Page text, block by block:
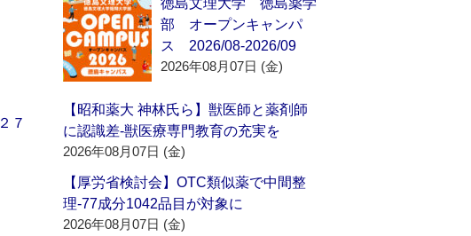
７
徳島文理大学 徳島薬学
部 オープンキャンパ
ス 2026/08-2026/09
2026年08月07日 (金)
【昭和薬大 神林氏ら】獣医師と薬剤師
に認識差‐獣医療専門教育の充実を
2026年08月07日 (金)
【厚労省検討会】OTC類似薬で中間整
理‐77成分1042品目が対象に
2026年08月07日 (金)